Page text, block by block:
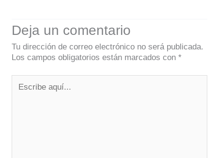
Deja un comentario
Tu dirección de correo electrónico no será publicada.
Los campos obligatorios están marcados con *
aquí...